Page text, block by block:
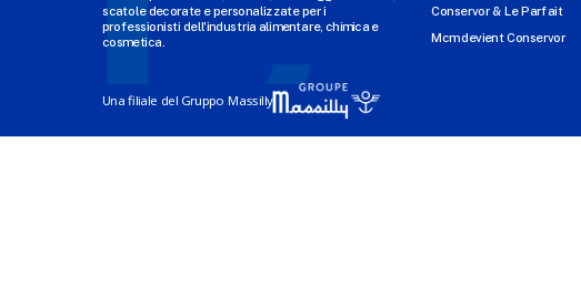
scatole decorate e personalizzate per i
professionisti dell'industria alimentare, chimica e
cosmetica.
Conservor & Le Parfait
Mcm devient Conservor
Una filiale del Gruppo Massilly